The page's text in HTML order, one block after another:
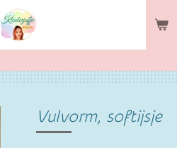
Vulvorm, softijsje